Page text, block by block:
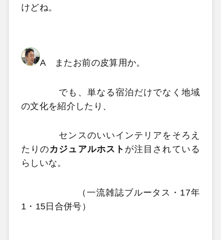
けどね。
A またお前の皮算用か。
でも、単なる宿泊だけでなく地域
の文化を紹介したり、
センスのいいインテリアをそろえ
たりのカジュアルホスト が注目されている
らしいな。
（一流雑誌ブルータス・17年
1・15日合併号）